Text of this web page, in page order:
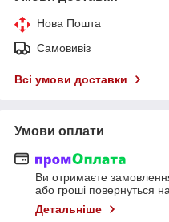
Нова Пошта
Самовивіз
Всі умови доставки
Умови оплати
Ви отримаєте
або гроші повернуться
Детальніше